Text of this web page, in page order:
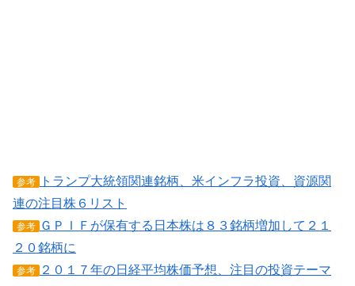
参考
トランプ大統領関連銘柄、米インフラ投資、資源関
連の注目株６リスト
参考 ＧＰＩＦが保有する日本株は８３銘柄増加して２１
２０銘柄に
参考
２０１７年の日経平均株価予想、注目の投資テーマ